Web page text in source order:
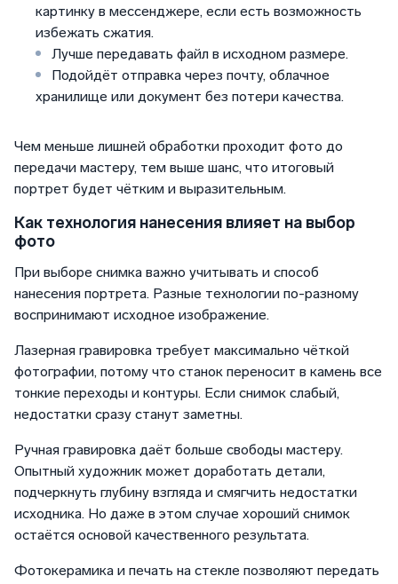
картинку в мессенджере, если есть возможность
избежать сжатия.
Лучше передавать файл в исходном размере.
Подойдёт отправка через почту, облачное
хранилище или документ без потери качества.
Чем меньше лишней обработки проходит фото до
передачи мастеру, тем выше шанс, что итоговый
портрет будет чётким и выразительным.
Как технология нанесения влияет на выбор
фото
При выборе снимка важно учитывать и способ
нанесения портрета. Разные технологии по-разному
воспринимают исходное изображение.
Лазерная гравировка требует максимально чёткой
фотографии, потому что станок переносит в камень все
тонкие переходы и контуры. Если снимок слабый,
недостатки сразу станут заметны.
Ручная гравировка даёт больше свободы мастеру.
Опытный художник может доработать детали,
подчеркнуть глубину взгляда и смягчить недостатки
исходника. Но даже в этом случае хороший снимок
остаётся основой качественного результата.
Фотокерамика и печать на стекле позволяют передать